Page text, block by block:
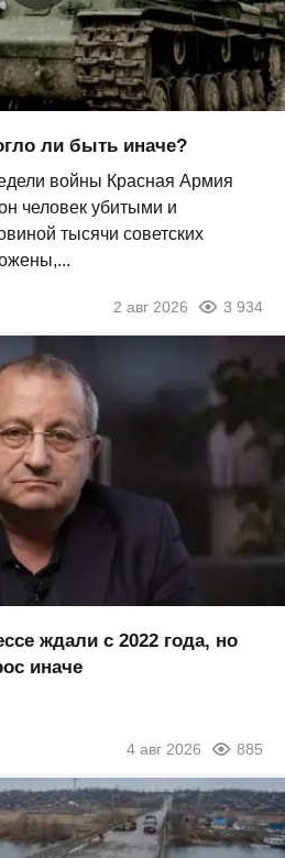
ли быть иначе?
войны Красная Армия
человек убитыми и
тысячи советских
2 авг 2026 3 934
ждали с 2022 года, но
иначе
4 авг 2026 885